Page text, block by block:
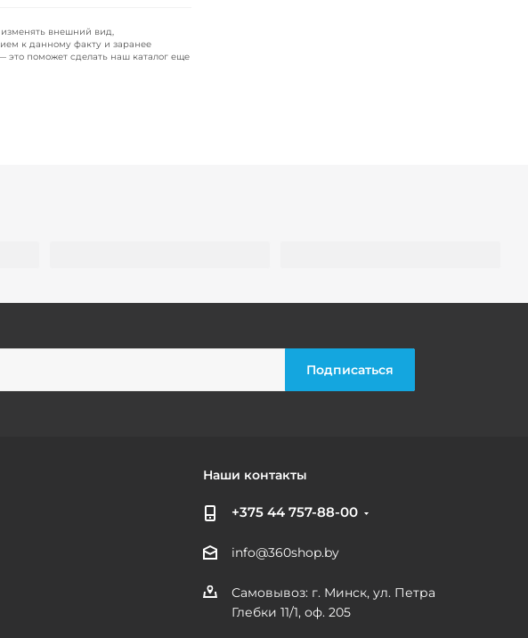
внешний вид,
к данному факту и заранее
это поможет сделать наш каталог еще
Наши контакты
+375 44 757-88-00
info@360shop.by
Самовывоз: г. Минск, ул. Петра
Глебки 11/1, оф. 205